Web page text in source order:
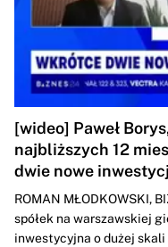
[wideo] Paweł
najbliższych 12
dwie nowe
ROMAN MŁODKOWSKI,
spółek na warszawskiej
inwestycyjna o dużej skali